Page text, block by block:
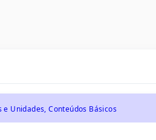
e Unidades, Conteúdos Básicos